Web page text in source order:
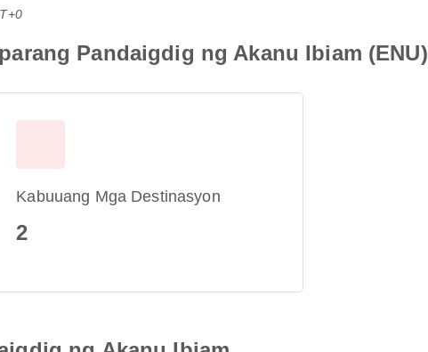
Pandaigdig ng Akanu Ibiam (ENU)
Kabuuang Mga Destinasyon
2